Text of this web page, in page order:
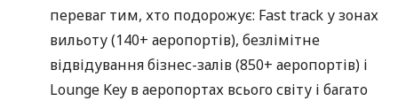
переваг тим, хто подорожує: Fast track у зонах
вильоту (140+ аеропортів), безлімітне
відвідування бізнес-залів (850+ аеропортів) і
Lounge Key в аеропортах всього світу і багато